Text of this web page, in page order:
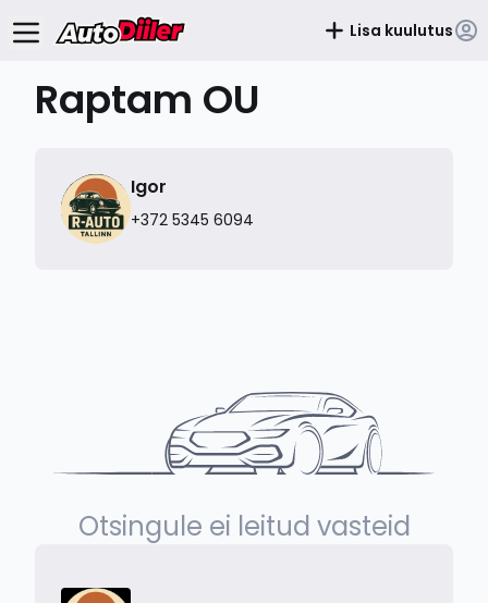
Lisa kuulutus
Raptam OU
Igor
+372 5345 6094
Otsingule ei leitud vasteid